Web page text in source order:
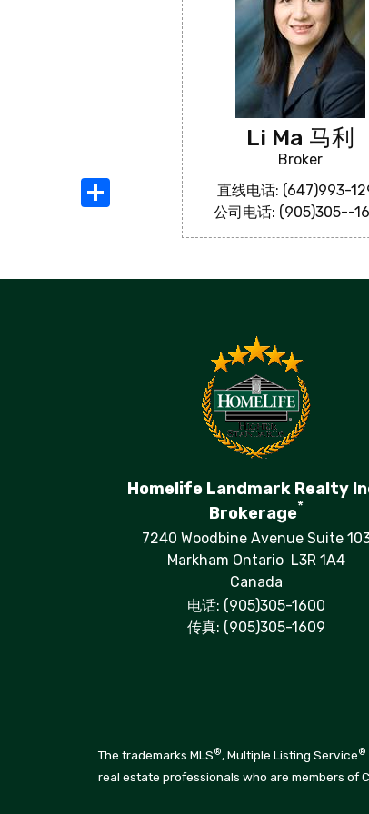
Li Ma 马利
Broker
直线电话: (647)993-
公司电话: (905)305--
Homelife Landmark Realty
Brokerage*
7240 Woodbine Avenue Suite
Markham Ontario L3R 1A4
Canada
电话: (905)305-1600
传真: (905)305-1609
The trademarks MLS®, Multiple Listing Service®
real estate professionals who are members of